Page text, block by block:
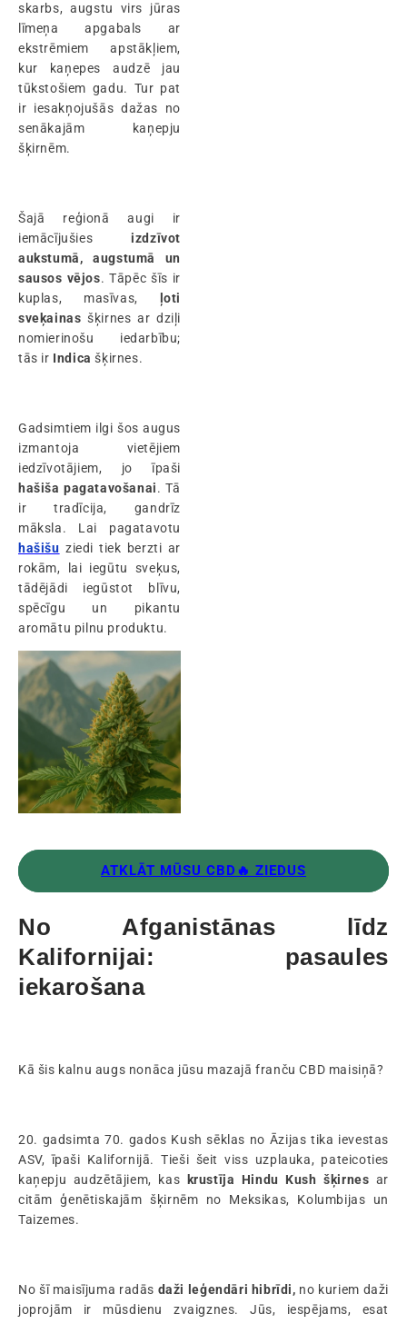
skarbs, augstu virs jūras
līmeņa apgabals ar
ekstrēmiem apstākļiem,
kur kaņepes audzē jau
tūkstošiem gadu. Tur pat
ir iesakņojušās dažas no
senākajām kaņepju
šķirnēm.
Šajā reģionā augi ir
iemācījušiesizdzīvot
aukstumā, augstumā un
sausos vējos. Tāpēc šīs ir
kuplas, masīvas,
ļoti
sveķainas šķirnes ar dziļi
nomierinošu iedarbību;
tās ir Indica šķirnes.
Gadsimtiem ilgi šos augus
izmantoja vietējiem
iedzīvotājiem, jo īpaši
hašiša pagatavošanai. Tā
ir tradīcija, gandrīz
māksla. Lai pagatavotu
hašišu ziedi tiek berzti ar
rokām, lai iegūtu sveķus,
tādējādi iegūstot blīvu,
spēcīgu un pikantu
aromātu pilnu produktu.
ATKLĀT MŪSU CBD🔥 ZIEDUS
No Afganistānas līdz
Kalifornijai: pasaules
iekarošana
Kā šis kalnu augs nonāca jūsu mazajā franču CBD maisiņā?
20. gadsimta 70. gados Kush sēklas no Āzijas tika ievestas
ASV, īpaši Kalifornijā. Tieši šeit viss uzplauka, pateicoties
kaņepju audzētājiem, kas
krustīja Hindu Kush šķirnes ar
citām ģenētiskajām šķirnēm no Meksikas, Kolumbijas un
Taizemes.
No šī maisījuma radās daži leģendāri hibrīdi, no kuriem daži
joprojām ir mūsdienu zvaigznes. Jūs, iespējams, esat